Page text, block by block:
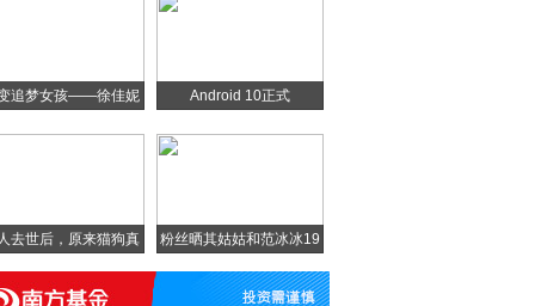
追梦女孩——徐佳妮 Android 10正式
去世后，原来猫狗真
的
粉丝晒其姑姑和范冰冰19